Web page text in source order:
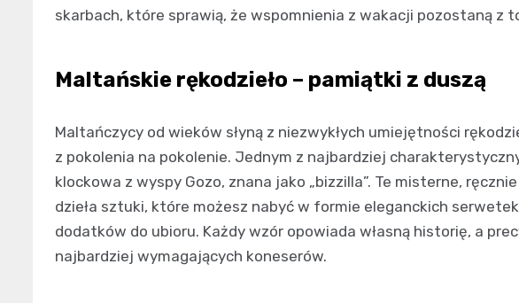
skarbach, które sprawią, że wspomnienia z wakacji pozostaną z
Maltańskie rękodzieło – pamiątki z duszą
Maltańczycy od wieków słyną z niezwykłych umiejętności
z pokolenia na pokolenie. Jednym z najbardziej
klockowa z wyspy Gozo, znana jako „bizzilla”. Te misterne,
dzieła sztuki, które możesz nabyć w formie eleganckich
dodatków do ubioru. Każdy wzór opowiada własną historię, a
najbardziej wymagających koneserów.